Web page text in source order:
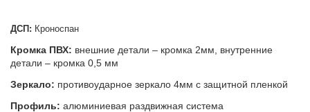
ДСП: Кроноспан
Кромка ПВХ: внешние детали – кромка 2мм, внутренние
детали – кромка 0,5 мм
Зеркало: противоударное зеркало 4мм с защитной пленкой
Профиль: алюминиевая раздвижная система